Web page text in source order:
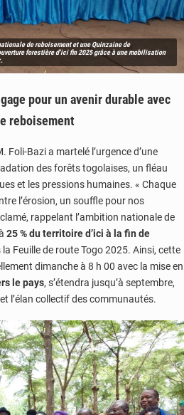
de reboisement et une Quinzaine de
forestière d'ici fin 2025 grâce à une mobilisation
pour un avenir durable avec
reboisement
Bazi a martelé l’urgence d’une
des forêts togolaises, un fléau
et les pressions humaines. « Chaque
l’érosion, un souffle pour nos
rappelant l’ambition nationale de
25 % du territoire d’ici à la fin de
Feuille de route Togo 2025. Ainsi, cette
dimanche à 8 h 00 avec la mise en
le pays, s’étendra jusqu’à septembre,
l’élan collectif des communautés.